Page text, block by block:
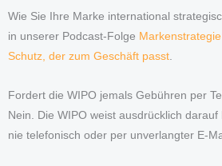
Wie Sie Ihre Marke international
in unserer Podcast-Folge
Schutz, der zum Geschäft passt.
Fordert die WIPO jemals Gebühren per
Nein. Die WIPO weist ausdrücklich
nie telefonisch oder per unverlangter E-